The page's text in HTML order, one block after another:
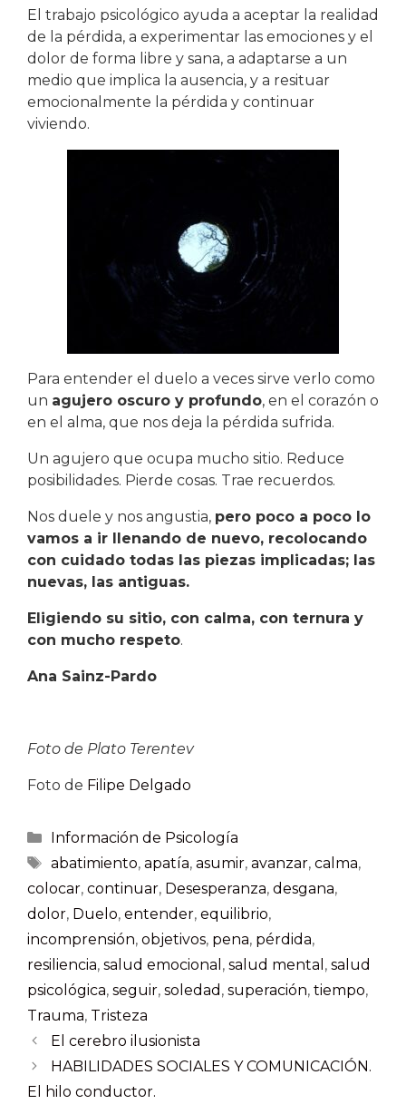
El trabajo psicológico ayuda a aceptar la realidad
de la pérdida, a experimentar las emociones y el
dolor de forma libre y sana, a adaptarse a un
medio que implica la ausencia, y a resituar
emocionalmente la pérdida y continuar
viviendo.
Para entender el duelo a veces sirve verlo como
un agujero oscuro y profundo, en el corazón o
en el alma, que nos deja la pérdida sufrida.
Un agujero que ocupa mucho sitio. Reduce
posibilidades. Pierde cosas. Trae recuerdos.
Nos duele y nos angustia, pero poco a poco lo
vamos a ir llenando de nuevo, recolocando
con cuidado todas las piezas implicadas; las
nuevas, las antiguas.
Eligiendo su sitio, con calma, con ternura y
con mucho respeto.
Ana Sainz-Pardo
Foto de Plato Terentev
Foto de Filipe Delgado
Información de Psicología
abatimiento, apatía, asumir, avanzar, calma,
colocar, continuar, Desesperanza, desgana,
dolor, Duelo, entender, equilibrio,
incomprensión, objetivos, pena, pérdida,
resiliencia, salud emocional , salud mental , salud
psicológica, seguir, soledad , superación, tiempo,
Trauma, Tristeza
El cerebro ilusionista
HABILIDADES SOCIALES Y COMUNICACIÓN.
El hilo conductor.